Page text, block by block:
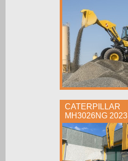
CATERPILLAR
MH3026NG 2023